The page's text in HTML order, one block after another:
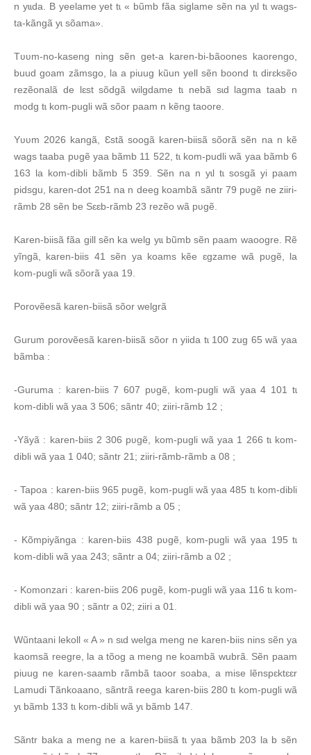
n yɩɩda. B yeelame yet tɩ « bũmb fãa siglame sẽn na yɩl tɩ wags-
ta-kãngã yɩ sõama».
Tʋʋm-no-kaseng ning sẽn get-a karen-bi-bãoones kaorengo,
buud goam zãmsgo, la a piuug kũun yell sẽn boond tɩ dirɛksẽo
rezẽonalã de lɛst sõdgã wilgdame tɩ nebã sɩd lagma taab n
modg tɩ kom-pugli wã sõor paam n kẽng taoore.
Yʋʋm 2026 kangã, Ɛstã soogã karen-biisã sõorã sẽn na n kẽ
wags taaba pʋgẽ yaa bãmb 11 522, tɩ kom-pudli wã yaa bãmb 6
163 la kom-dibli bãmb 5 359. Sẽn na n yɩl tɩ sosgã yi paam
pidsgu, karen-dot 251 na n deeg koambã sãntr 79 pʋgẽ ne ziiri-
rãmb 28 sẽn be Sɛɛb-rãmb 23 rezẽo wã pʋgẽ.
Karen-biisã fãa gill sẽn ka welg yɩɩ bũmb sẽn paam waoogre. Rẽ
yĩngã, karen-biis 41 sẽn ya koams kẽe ɛgzame wã pʋgẽ, la
kom-pugli wã sõorã yaa 19.
Porovẽesã karen-biisã sõor welgrã
Gurum porovẽesã karen-biisã sõor n yiida tɩ 100 zug 65 wã yaa
bãmba :
-Guruma : karen-biis 7 607 pʋgẽ, kom-pugli wã yaa 4 101 tɩ
kom-dibli wã yaa 3 506; sãntr 40; ziiri-rãmb 12 ;
-Yãyã : karen-biis 2 306 pʋgẽ, kom-pugli wã yaa 1 266 tɩ kom-
dibli wã yaa 1 040; sãntr 21; ziiri-rãmb-rãmb a 08 ;
- Tapoa : karen-biis 965 pʋgẽ, kom-pugli wã yaa 485 tɩ kom-dibli
wã yaa 480; sãntr 12; ziiri-rãmb a 05 ;
- Kõmpiyãnga : karen-biis 438 pʋgẽ, kom-pugli wã yaa 195 tɩ
kom-dibli wã yaa 243; sãntr a 04; ziiri-rãmb a 02 ;
- Komonzari : karen-biis 206 pʋgẽ, kom-pugli wã yaa 116 tɩ kom-
dibli wã yaa 90 ; sãntr a 02; ziiri a 01.
Wũntaani lekoll « A » n sɩd welga meng ne karen-biis nins sẽn ya
kaomsã reegre, la a tõog a meng ne koambã wubrã. Sẽn paam
piuug ne karen-saamb rãmbã taoor soaba, a mise lẽnspɛktɛɛr
Lamudi Tãnkoaano, sãntrã reega karen-biis 280 tɩ kom-pugli wã
yɩ bãmb 133 tɩ kom-dibli wã yɩ bãmb 147.
Sãntr baka a meng ne a karen-biisã tɩ yaa bãmb 203 la b sẽn